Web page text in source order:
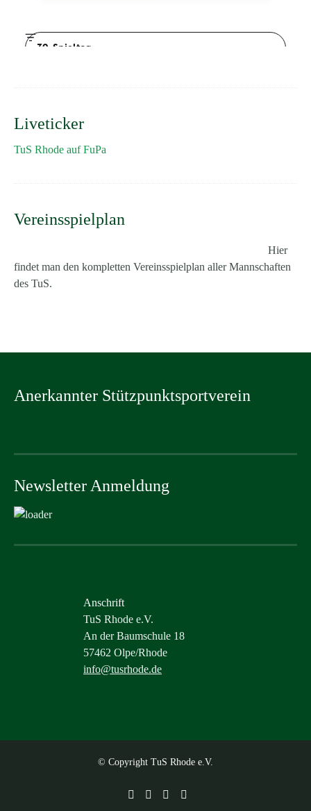
Liveticker
TuS Rhode auf FuPa
Vereinsspielplan
Hier
findet man den kompletten Vereinsspielplan aller Mannschaften
des TuS.
Anerkannter Stützpunktsportverein
Newsletter Anmeldung
Anschrift
TuS Rhode e.V.
An der Baumschule 18
57462 Olpe/Rhode
info@tusrhode.de
© Copyright TuS Rhode e.V.